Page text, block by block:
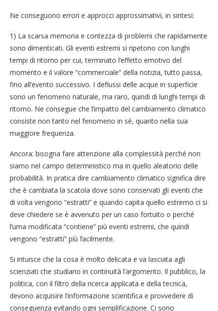
Ne conseguono errori e approcci approssimativi, in sintesi:
1) La scarsa memoria e contezza di problemi che rapidamente
sono dimenticati. Gli eventi estremi si ripetono con lunghi
tempi di ritorno per cui, terminato l’effetto emotivo del
momento e il valore “commerciale” della notizia, tutto passa,
fino all’evento successivo. I deflussi delle acque in superficie
sono un fenomeno naturale, ma raro, quindi di lunghi tempi di
ritorno. Ne consegue che l’impatto del cambiamento climatico
consiste non tanto nel fenomeno in sé, quanto nella sua
maggiore frequenza.
Ancora: bisogna fare attenzione alla complessità perché non
siamo nel campo deterministico ma in quello aleatorio delle
probabilità. In pratica dire cambiamento climatico significa dire
che è cambiata la scatola dove sono conservati gli eventi che
di volta vengono “estratti” e quando capita quello estremo ci si
deve chiedere se è avvenuto per un caso fortuito o perché
l’urna modificata “contiene” più eventi estremi, che quindi
vengono “estratti” più facilmente.
Si intuisce che la cosa è molto delicata e va lasciata agli
scienziati che studiano in continuità l’argomento. Il pubblico, la
politica, con il filtro della ricerca applicata e della tecnica,
devono acquisire l’informazione scientifica e provvedere di
conseguenza evitando ogni semplificazione. Ci sono